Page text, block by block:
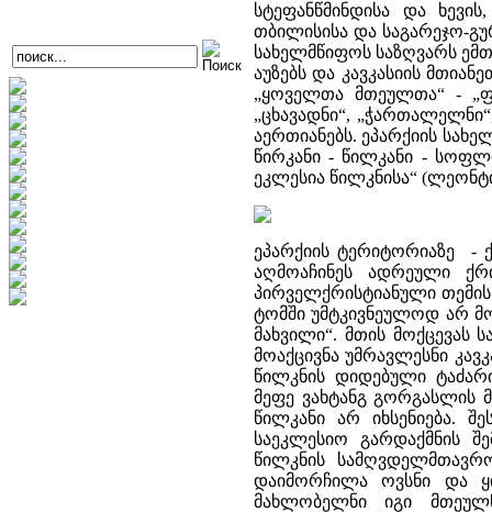
სტეფანწმინდისა და
თბილისისა და საგარეჯო-
სახელმწიფოს საზღვარს
აუზებს და კავკასიის
„ყოველთა მთეულთა“ -
„ცხავადნი“,
აერთიანებს. ეპარქიის
წირკანი - წილკანი -
ეკლესია წილკნისა“
ეპარქიის ტერიტორიაზე -
აღმოაჩინეს ადრეული
პირველქრისტიანული თემის
ტომში უმტკივნეულოდ არ
მახვილი“. მთის მოქცევას
მოაქცივნა უმრავლესნი
წილკნის დიდებული
მეფე ვახტანგ გორგასლის
წილკანი არ იხსენიება.
საეკლესიო გარდაქმნის
წილკნის
დაიმორჩილა ოვსნი და
მახლობელნი იგი